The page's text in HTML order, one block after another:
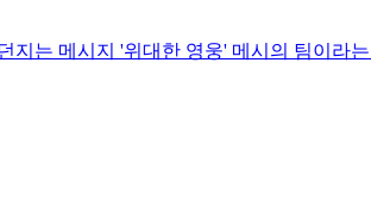
지는 메시지 '위대한 영웅' 메시의 팀이라